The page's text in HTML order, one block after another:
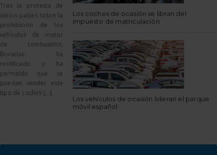
Tras la protesta de
varios países sobre la
prohibición de los
vehículos de motor
de combustión,
Bruselas ha
rectificado y ha
permitido que se
puedan vender este
tipo de coches [...]
Los coches de ocasión se libran del
impuesto de matriculación
Los vehículos de ocasión lideran el parque
móvil español